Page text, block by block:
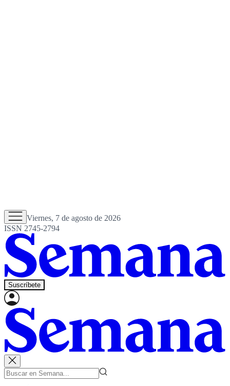
Viernes, 7 de agosto de 2026
ISSN 2745-2794
Suscríbete